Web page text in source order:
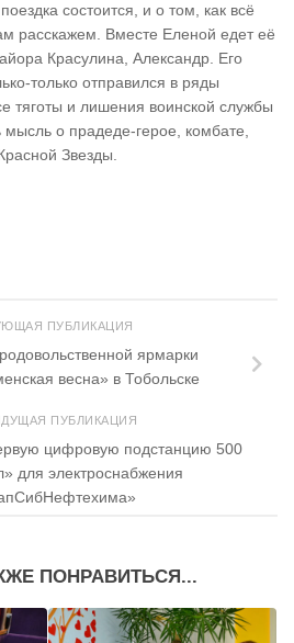
состоится, и о том, как всё
расскажем. Вместе Еленой едет её
Красулина, Александр. Его
только отправился в ряды
тяготы и лишения воинской службы
о прадеде-герое, комбате,
Звезды.
ПУБЛИКАЦИЯ
ярмарки
весна» в Тобольске
ПУБЛИКАЦИЯ
цифровую подстанцию 500
для электроснабжения
ПОНРАВИТЬСЯ...